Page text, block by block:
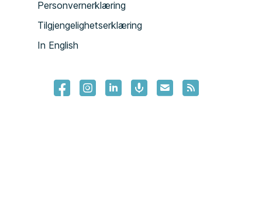
Personvernerklæring
Tilgjengelighetserklæring
In English